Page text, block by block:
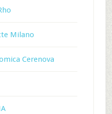
Milano
Cerenova